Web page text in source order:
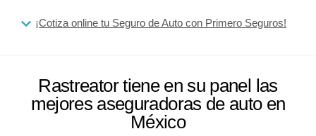
¡Cotiza online tu Seguro de Auto con Primero Seguros!
Rastreator tiene en su panel las
mejores aseguradoras de auto en
México